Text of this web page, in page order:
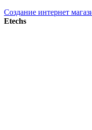
Создание интернет
Etechs